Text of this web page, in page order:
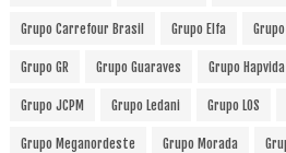
Grupo Carrefour Brasil Grupo Elfa
Grupo GR Grupo Guaraves Grupo Hapvida
Grupo JCPM Grupo Ledani Grupo LOS
Grupo Meganordeste Grupo Morada